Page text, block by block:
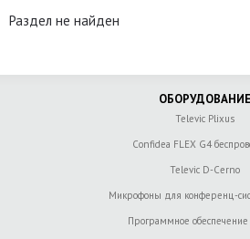
Раздел не найден
ОБОРУДОВАНИЕ
Televic Plixus
Confidea FLEX G4
Televic D-Cerno
Микрофоны для конференц-
Программное